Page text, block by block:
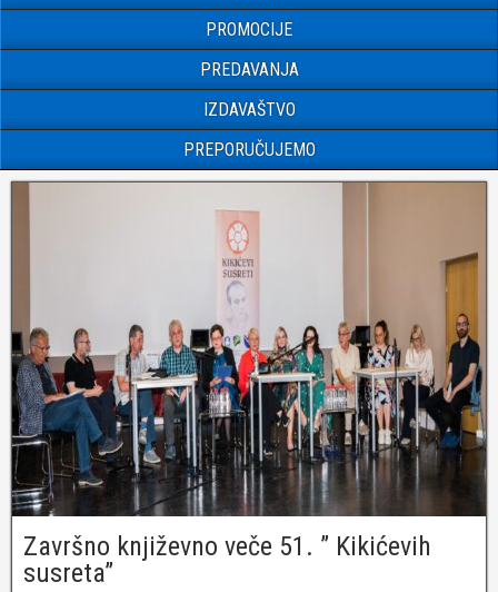
PROMOCIJE
PREDAVANJA
IZDAVAŠTVO
PREPORUČUJEMO
Završno književno veče 51. ” Kikićevih
susreta”